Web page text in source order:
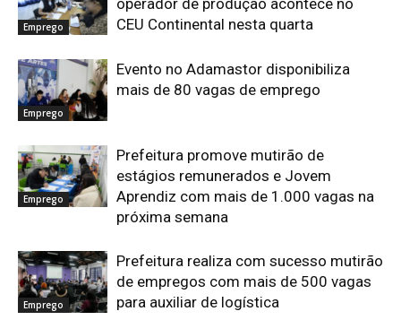
Emprego
operador de produção acontece no
CEU Continental nesta quarta
Emprego
Evento no Adamastor disponibiliza
mais de 80 vagas de emprego
Emprego
Prefeitura promove mutirão de
estágios remunerados e Jovem
Aprendiz com mais de 1.000 vagas na
próxima semana
Emprego
Prefeitura realiza com sucesso mutirão
de empregos com mais de 500 vagas
para auxiliar de logística